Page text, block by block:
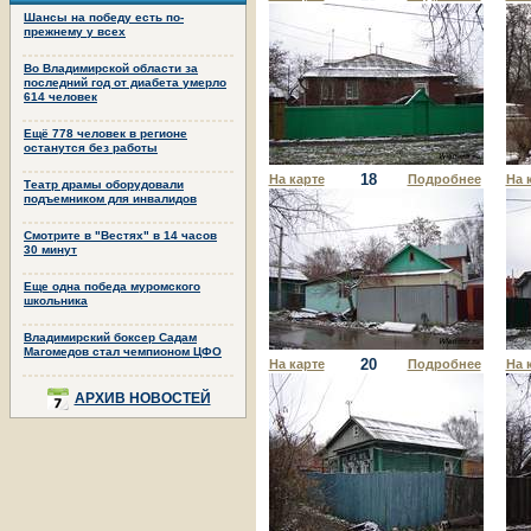
Шансы на победу есть по-
прежнему у всех
Во Владимирской области за
последний год от диабета умерло
614 человек
Ещё 778 человек в регионе
останутся без работы
Театр драмы оборудовали
подъемником для инвалидов
Смотрите в "Вестях" в 14 часов
30 минут
Еще одна победа муромского
школьника
Владимирский боксер Садам
Магомедов стал чемпионом ЦФО
АРХИВ НОВОСТЕЙ
На карте 18 Подробнее На
На карте 20 Подробнее На